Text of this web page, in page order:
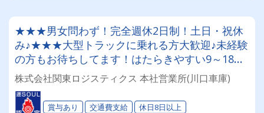
★★★男女問わず！完全週休2日制！土日・祝休
み♪★★★大型トラックに乗れる方大歓迎♪未経験
の方もお待ちしてます！はたらきやすい9～18
時！年間休日110日以上★【次世代物流向け「配
車スタッフ」募集！女性スタッフも活躍中です
♪】
株式会社関東ロジスティクス 本社営業所(川口車庫)
賞与あり 交通費支給 休日8日以上